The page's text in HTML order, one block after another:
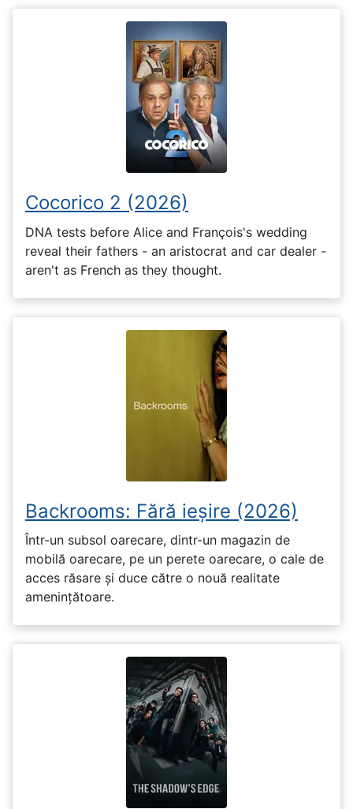
Cocorico 2 (2026)
DNA tests before Alice and François's wedding
reveal their fathers - an aristocrat and car dealer -
aren't as French as they thought.
Backrooms: Fără ieșire (2026)
Într-un subsol oarecare, dintr-un magazin de
mobilă oarecare, pe un perete oarecare, o cale de
acces răsare și duce către o nouă realitate
amenințătoare.